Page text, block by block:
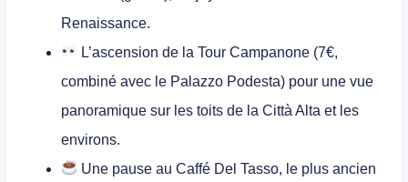
Renaissance.
L’ascension de laTour Campanone (7€,
combiné avec le Palazzo Podesta) pour une vue
panoramique sur les toits de la Città Alta et les
environs.
Une pause auCaffé Del Tasso, le plus ancien